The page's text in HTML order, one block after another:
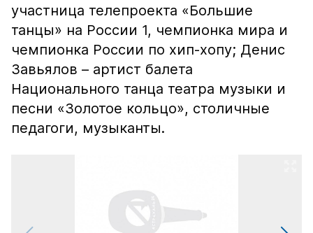
участница телепроекта «Большие
танцы» на России 1, чемпионка мира и
чемпионка России по хип-хопу; Денис
Завьялов – артист балета
Национального танца театра музыки и
песни «Золотое кольцо», столичные
педагоги, музыканты.